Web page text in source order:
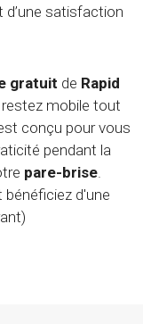
d’une satisfaction
gratuit de Rapid
restez mobile tout
conçu pour vous
pendant la
pare-brise.
bénéficiez d'une